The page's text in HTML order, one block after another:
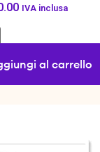
IVA inclusa
al carrello